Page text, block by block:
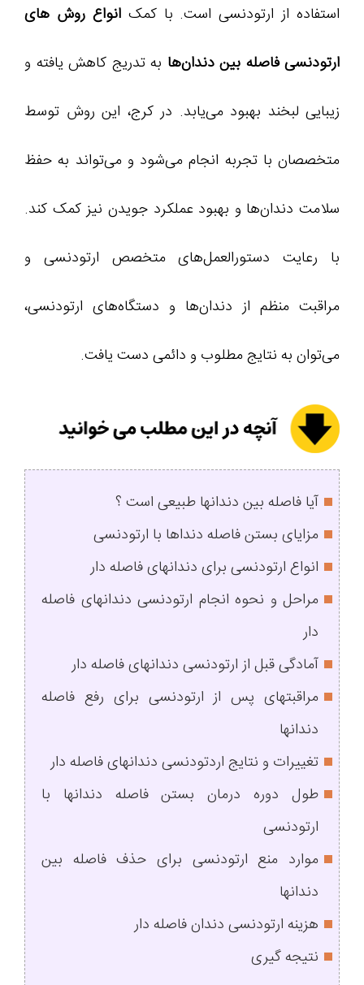
استفاده از ارتودنسی است. با کمکانواع روش های
ارتودنسی فاصله بین دندان‌ها به تدریج کاهش یافته و
زیبایی لبخند بهبود می‌یابد. در کرج، این روش توسط
متخصصان با تجربه انجام می‌شود و می‌تواند به حفظ
سلامت دندان‌ها و بهبود عملکرد جویدن نیز کمک کند.
با رعایت دستورالعمل‌های متخصص ارتودنسی و
مراقبت منظم از دندان‌ها و دستگاه‌های ارتودنسی،
می‌توان به نتایج مطلوب و دائمی دست یافت.
آیا فاصله بین دندانها طبیعی است ؟
مزایای بستن فاصله دنداها با ارتودنسی
انواع ارتودنسی برای دندانهای فاصله دار
مراحل و نحوه انجام ارتودنسی دندانهای فاصله
دار
آمادگی قبل از ارتودنسی دندانهای فاصله دار
مراقبتهای پس از ارتودنسی برای رفع فاصله
دندانها
تغییرات و نتایج اردتودنسی دندانهای فاصله دار
طول دوره درمان بستن فاصله دندانها با
ارتودنسی
موارد منع ارتودنسی برای حذف فاصله بین
دندانها
هزینه ارتودنسی دندان فاصله دار
نتیجه گیری